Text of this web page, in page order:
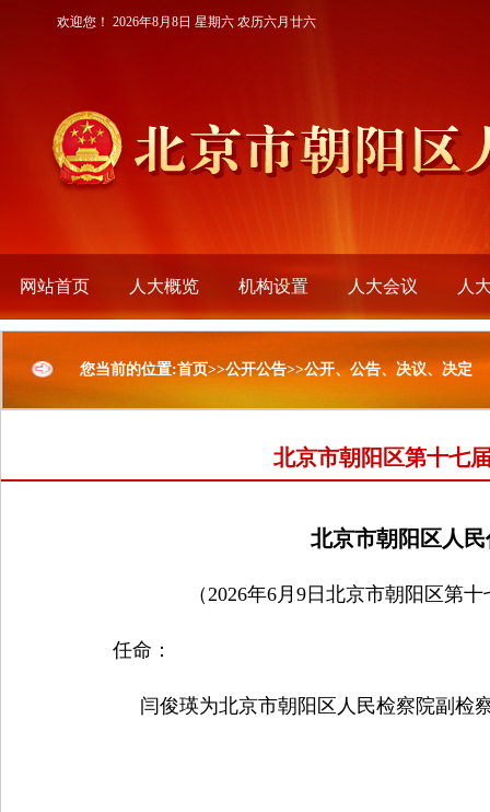
欢迎您！ 2026年8月8日 星期六 农历六月廿六
网站首页 人大概览 机构设置 人大会议 人
您当前的位置:首页>>公开公告>>公开、公告、决议、决定
北京市朝阳区第十七
北京市朝阳区人
（2026年6月9日北京市朝阳区第
任命：
闫俊瑛为北京市朝阳区人民检察院副检